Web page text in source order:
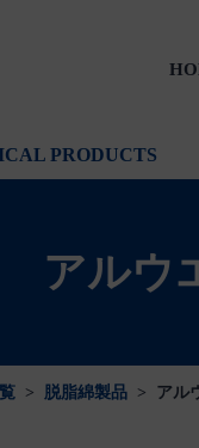
PRODUCTS
アルウ
> 脱脂綿製品 > アル